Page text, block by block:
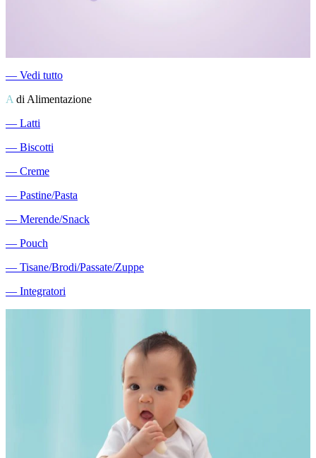
― Vedi tutto
A di Alimentazione
― Latti
― Biscotti
― Creme
― Pastine/Pasta
― Merende/Snack
― Pouch
― Tisane/Brodi/Passate/Zuppe
― Integratori